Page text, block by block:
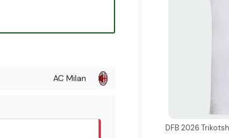
AC Milan
DFB 2026